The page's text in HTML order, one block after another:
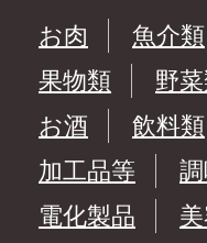
お肉
魚介類
果物類
野
お酒
飲料類
加工品等
電化製品